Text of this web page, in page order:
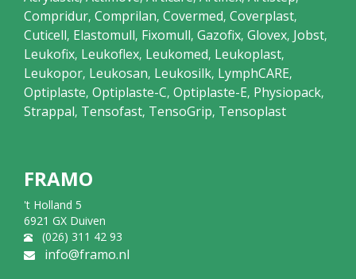
Compridur, Comprilan, Covermed, Coverplast,
Cuticell, Elastomull, Fixomull, Gazofix, Glovex, Jobst,
Leukofix, Leukoflex, Leukomed, Leukoplast,
Leukopor, Leukosan, Leukosilk, LymphCARE,
Optiplaste, Optiplaste-C, Optiplaste-E, Physiopack,
Strappal, Tensofast, TensoGrip, Tensoplast
FRAMO
't Holland 5
6921 GX Duiven
(026) 311 42 93
info@framo.nl